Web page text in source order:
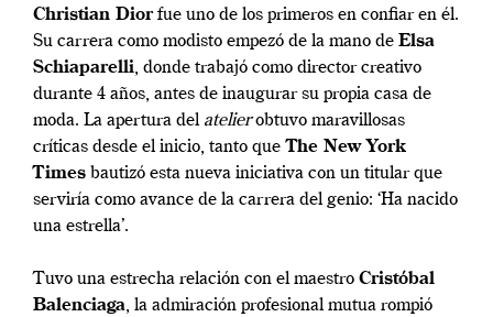
Christian Diorfue uno de los primeros en confiar en él.
Su carrera como modisto empezó de la mano de Elsa
Schiaparelli, donde trabajó como director creativo
durante 4 años, antes de inaugurar su propia casa de
moda. La apertura del atelierobtuvo maravillosas
críticas desde el inicio, tanto que The New York
Times bautizó esta nueva iniciativa con un titular que
serviría como avance de la carrera del genio: ‘Ha nacido
una estrella’.
Tuvo una estrecha relación con el maestro Cristóbal
Balenciaga, la admiración profesional mutua rompió